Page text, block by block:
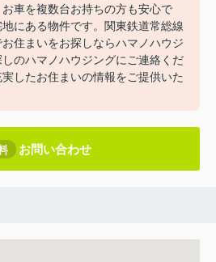
車を複数台お持ちの方も安心で
にある物件です。関東鉄道常総線
住まいをお探しならハマノハウジ
のハマノハウジングにご連絡くだ
したお住まいの情報をご提供いた
お問い合わせ